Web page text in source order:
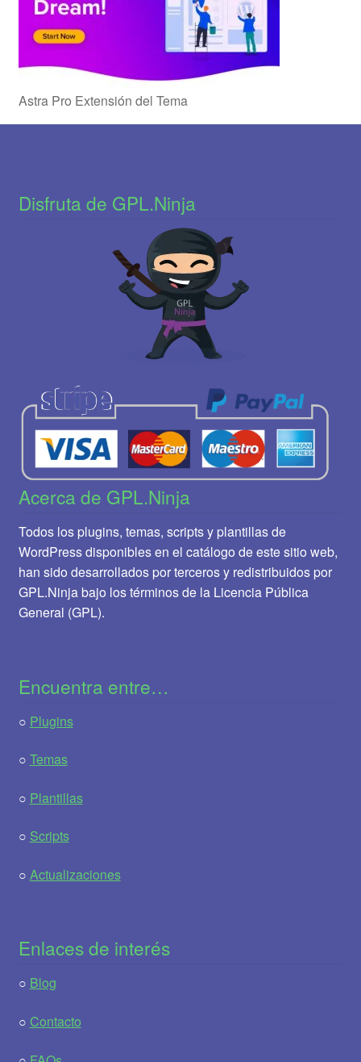
Astra Pro Extensión del Tema
Disfruta de GPL.Ninja
Acerca de GPL.Ninja
Todos los plugins, temas, scripts y plantillas de
WordPress disponibles en el catálogo de este sitio web,
han sido desarrollados por terceros y redistribuidos por
GPL.Ninja bajo los términos de la Licencia Pública
General (GPL).
Encuentra entre…
○ Plugins
○ Temas
○ Plantillas
○ Scripts
○ Actualizaciones
Enlaces de interés
○ Blog
○ Contacto